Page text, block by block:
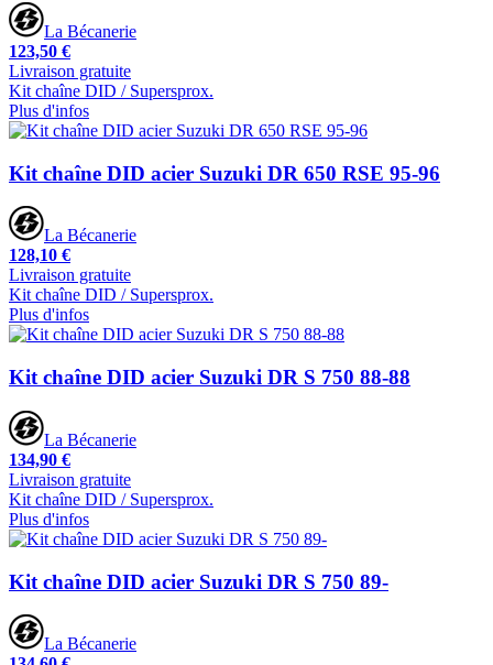
La Bécanerie
123,50 €
Livraison gratuite
Kit chaîne DID / Supersprox.
Plus d'infos
Kit chaîne DID acier Suzuki DR 650 RSE 95-96
La Bécanerie
128,10 €
Livraison gratuite
Kit chaîne DID / Supersprox.
Plus d'infos
Kit chaîne DID acier Suzuki DR S 750 88-88
La Bécanerie
134,90 €
Livraison gratuite
Kit chaîne DID / Supersprox.
Plus d'infos
Kit chaîne DID acier Suzuki DR S 750 89-
La Bécanerie